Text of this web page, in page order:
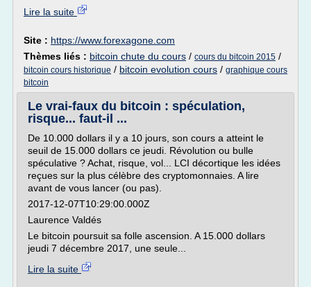
Lire la suite
Site : https://www.forexagone.com
Thèmes liés : bitcoin chute du cours / cours du bitcoin 2015 /
bitcoin cours historique / bitcoin evolution cours / graphique cours
bitcoin
Le vrai-faux du bitcoin : spéculation,
risque... faut-il ...
De 10.000 dollars il y a 10 jours, son cours a atteint le
seuil de 15.000 dollars ce jeudi. Révolution ou bulle
spéculative ? Achat, risque, vol... LCI décortique les idées
reçues sur la plus célèbre des cryptomonnaies. A lire
avant de vous lancer (ou pas).
2017-12-07T10:29:00.000Z
Laurence Valdés
Le bitcoin poursuit sa folle ascension. A 15.000 dollars
jeudi 7 décembre 2017, une seule...
Lire la suite